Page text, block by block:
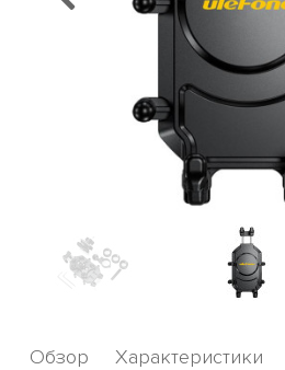
Обзор Характеристики